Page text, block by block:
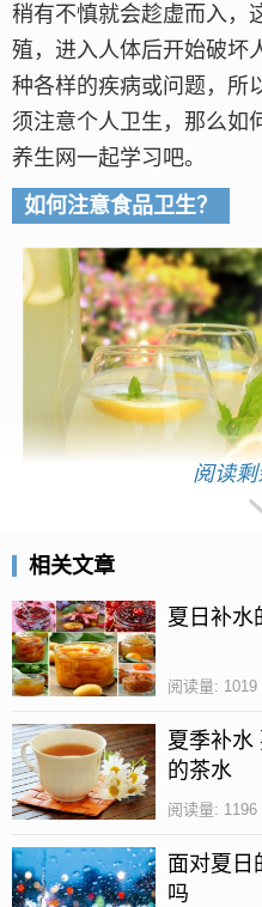
稍有不慎就会趁虚而入，
殖，进入人体后开始破坏
种各样的疾病或问题，所
须注意个人卫生，那么如
养生网一起学习吧。
如何注意食品卫生？
1、夏季温度高，食物容
选择新鲜、无腐坏迹象的
免长时间存放。
2、在购买新鲜的食物后
腐烂的分开放置，避免传
3、做饭时要注意，生的
肉的菜板和刀不要直接用
洁精清洗干净后，再接触
阅读
相关文章
夏日补
阅读量: 1019
夏季补水
的茶水
阅读量: 1196
面对夏日
吗